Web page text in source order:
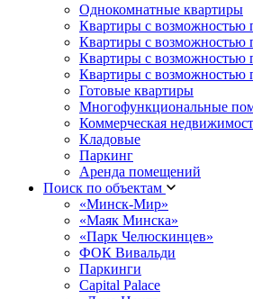
Однокомнатные квартиры
Квартиры с возможностью
Квартиры с возможностью
Квартиры с возможностью
Квартиры с возможностью
Готовые квартиры
Многофункциональные
Коммерческая
Кладовые
Паркинг
Аренда помещений
Поиск по объектам
«Минск-Мир»
«Маяк Минска»
«Парк Челюскинцев»
ФОК Вивальди
Паркинги
Capital Palace